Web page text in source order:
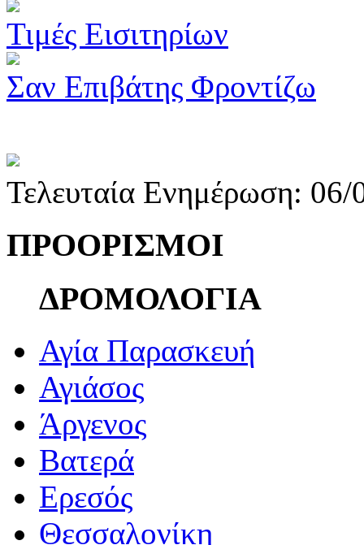
Τιμές Εισιτηρίων
Σαν Επιβάτης Φροντίζω
Τελευταία Ενημέρωση:
ΠΡΟΟΡΙΣΜΟΙ
ΔΡΟΜΟΛΟΓΙΑ
Αγία Παρασκευή
Αγιάσος
Άργενος
Βατερά
Ερεσός
Θεσσαλονίκη